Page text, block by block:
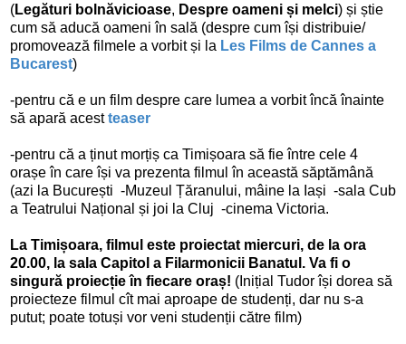
(Legături bolnăvicioase, Despre oameni și melci) și știe
cum să aducă oameni în sală (despre cum își distribuie/
promovează filmele a vorbit și la Les Films de Cannes a
Bucarest)
-pentru că e un film despre care lumea a vorbit încă înainte
să apară acestteaser
-pentru că a ținut morțiș ca Timișoara să fie între cele 4
orașe în care își va prezenta filmul în această săptămână
(azi la București -Muzeul Țăranului, mâine la Iași -sala Cub
a Teatrului Național și joi la Cluj -cinema Victoria.
La Timișoara, filmul este proiectat miercuri, de la ora
20.00, la sala Capitol a Filarmonicii Banatul. Va fi o
singură proiecție în fiecare oraș! (Inițial Tudor își dorea să
proiecteze filmul cît mai aproape de studenți, dar nu s-a
putut; poate totuși vor veni studenții către film)